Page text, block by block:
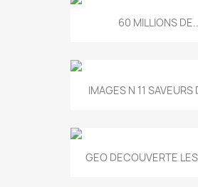
60 MILLIONS
IMAGES N 11 SAVEURS
GEO DECOUVERTE